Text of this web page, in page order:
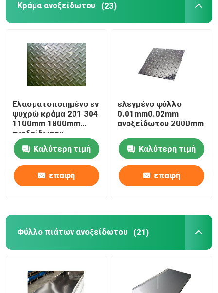
Σπείρα αργιλίου
Φραγμός αργιλίου
Κράμα ανοξείδωτου (23)
Ελασματοποιημένο εν
ψυχρώ κράμα 201 304
1100mm 1800mm
ανοξείδωτου
Καλύτερη τιμή
επαφή
ελεγμένο φύλλο
0.01mm0.02mm
ανοξείδωτου 2000mm
Καλύτερη τιμή
επαφή
Φύλλο πιάτων ανοξείδωτου (21)